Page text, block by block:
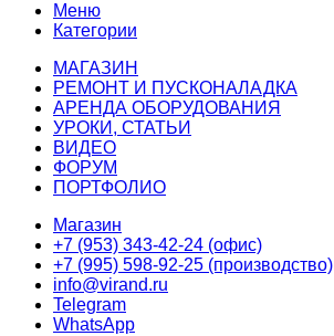
Меню
Категории
МАГАЗИН
РЕМОНТ И ПУСКОНАЛАДКА
АРЕНДА ОБОРУДОВАНИЯ
УРОКИ, СТАТЬИ
ВИДЕО
ФОРУМ
ПОРТФОЛИО
Магазин
+7 (953) 343-42-24 (офис)
+7 (995) 598-92-25 (производство)
info@virand.ru
Telegram
WhatsApp